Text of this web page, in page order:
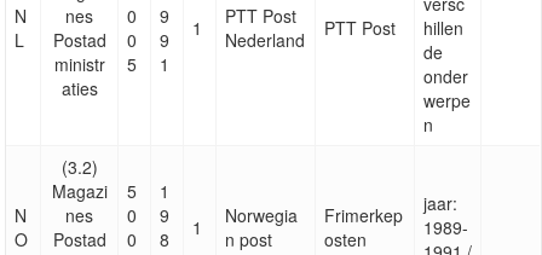
N
L
nes
Postad
ministr
aties
0
0
5
9
9
1
1
PTT Post
Nederland
PTT Post
hillen
de
onder
werpe
n
N
O
(3.2)
Magazi
nes
Postad
5
0
0
1
9
8
1
Norwegia
n post
Frimerkep
osten
jaar:
1989-